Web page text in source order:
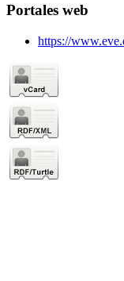
Portales web
https://